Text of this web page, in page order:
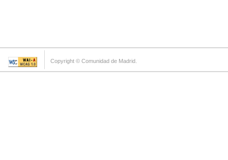
Copyright © Comunidad de Madrid.